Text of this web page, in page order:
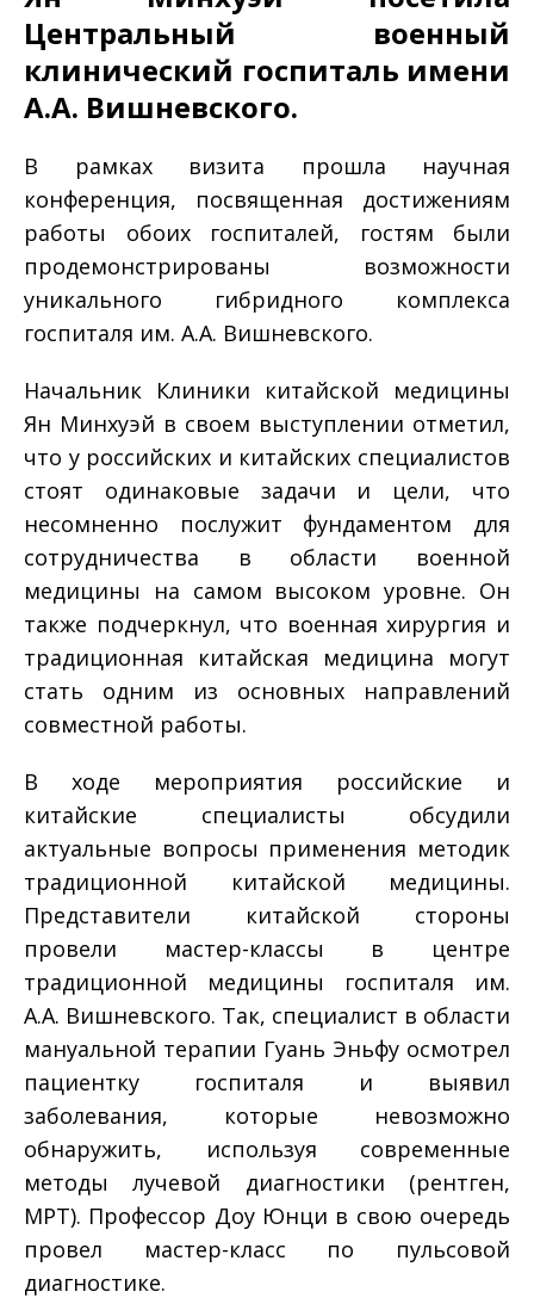
Центральный военный
клинический госпиталь имени
А.А. Вишневского.
В рамках визита прошла научная
конференция, посвященная достижениям
работы обоих госпиталей, гостям были
продемонстрированы возможности
уникального гибридного комплекса
госпиталя им. А.А. Вишневского.
Начальник Клиники китайской медицины
Ян Минхуэй в своем выступлении отметил,
что у российских и китайских специалистов
стоят одинаковые задачи и цели, что
несомненно послужит фундаментом для
сотрудничества в области военной
медицины на самом высоком уровне. Он
также подчеркнул, что военная хирургия и
традиционная китайская медицина могут
стать одним из основных направлений
совместной работы.
В ходе мероприятия российские и
китайские специалисты обсудили
актуальные вопросы применения методик
традиционной китайской медицины.
Представители китайской стороны
провели мастер-классы в центре
традиционной медицины госпиталя им.
А.А. Вишневского. Так, специалист в области
мануальной терапии Гуань Эньфу осмотрел
пациентку госпиталя и выявил
заболевания, которые невозможно
обнаружить, используя современные
методы лучевой диагностики (рентген,
МРТ). Профессор Доу Юнци в свою очередь
провел мастер-класс по пульсовой
диагностике.